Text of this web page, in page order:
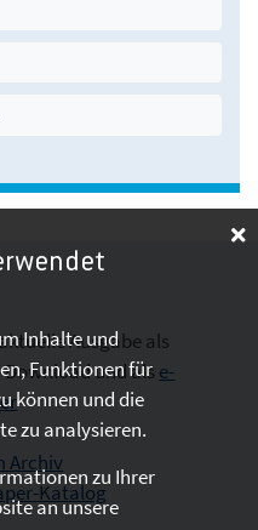
Ausgabe als
Downloadund als e-
Archiv
Katalog
Inhalte und
Funktionen für
können und die
zu analysieren.
zu Ihrer
an unsere